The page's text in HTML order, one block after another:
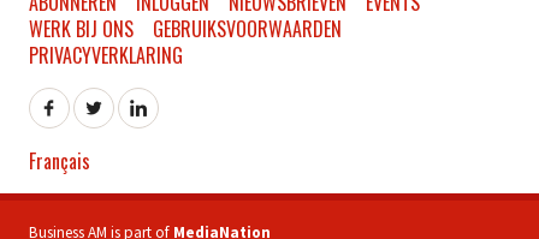
WERK BIJ ONS
GEBRUIKSVOORWAARDEN
PRIVACYVERKLARING
Français
Business AM is part of MediaNation